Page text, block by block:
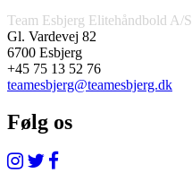
Team Esbjerg Elitehåndbold A/S
Gl. Vardevej 82
6700 Esbjerg
+45 75 13 52 76
teamesbjerg@teamesbjerg.dk
Følg os